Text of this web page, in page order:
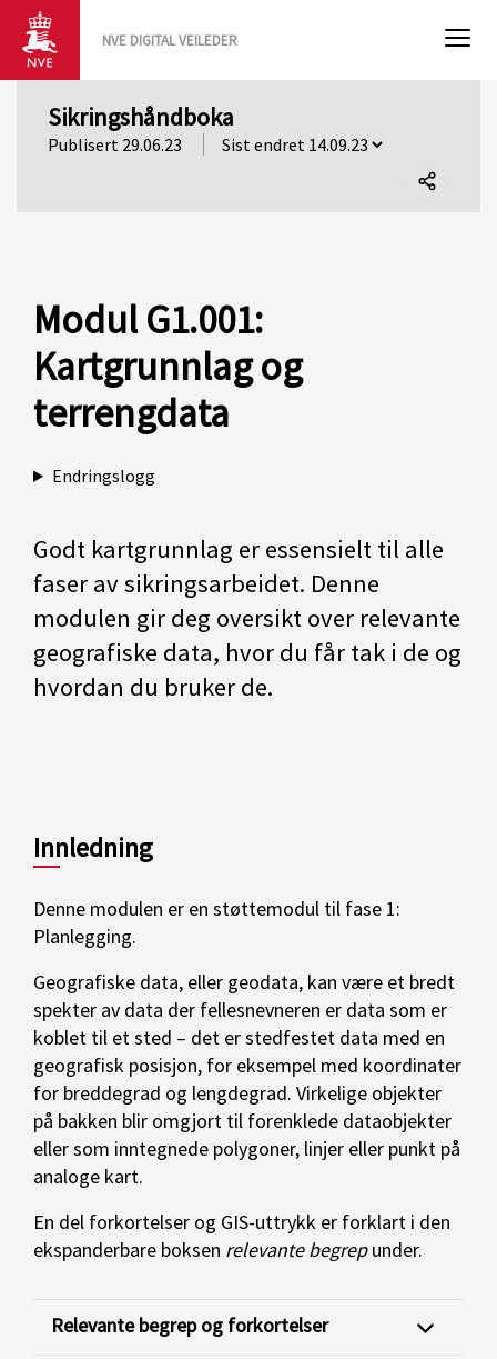
NVE DIGITAL VEILEDER
Sikringshåndboka
Publisert 29.06.23
Modul G1.001:
Kartgrunnlag og
terrengdata
Endringslogg
Godt kartgrunnlag er essensielt til alle
faser av sikringsarbeidet. Denne
modulen gir deg oversikt over relevante
geografiske data, hvor du får tak i de og
hvordan du bruker de.
Innledning
Denne modulen er en støttemodul til fase 1:
Planlegging.
Geografiske data, eller geodata, kan være et bredt
spekter av data der fellesnevneren er data som er
koblet til et sted – det er stedfestet data med en
geografisk posisjon, for eksempel med koordinater
for breddegrad og lengdegrad. Virkelige objekter
på bakken blir omgjort til forenklede dataobjekter
eller som inntegnede polygoner, linjer eller punkt på
analoge kart.
En del forkortelser og GIS-uttrykk er forklart i den
ekspanderbare boksen relevante begrepunder.
Relevante begrep og forkortelser